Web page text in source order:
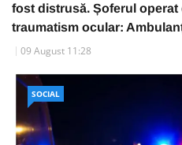
fost distrusă. Șoferul operat
traumatism ocular:
09 August 11:28
SOCIAL